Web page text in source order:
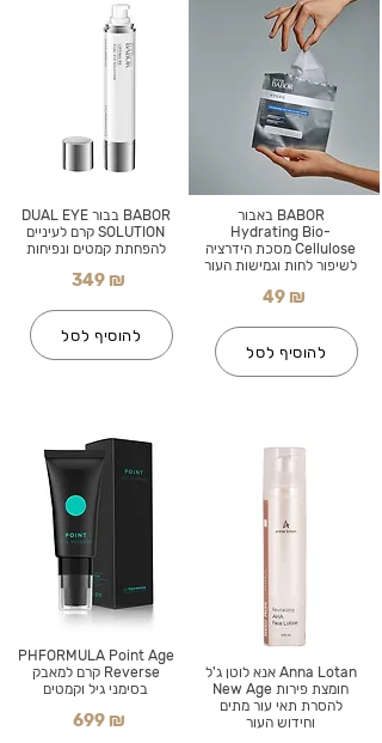
BABOR בבור DUAL EYE
SOLUTION קרם לעיניים
להפחתת קמטים ונפיחות
349 ₪
להוסיף לסל
PHFORMULA Point Age
Reverse קרם למאבק
בסימני גיל וקמטים
699 ₪
BABOR באבור
Hydrating Bio-
Cellulose מסכת הידרציה
לשיפור לחות וגמישות העור
49 ₪
להוסיף לסל
Anna Lotan אנא לוטן ג'ל
חומצת פירות New Age
להסרת תאי עור מתים
וחידוש העור